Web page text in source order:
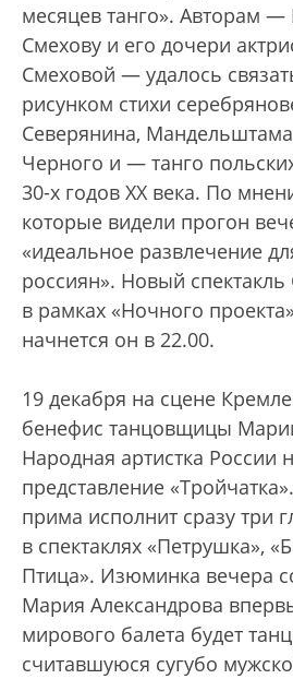
месяцев танго». Авторам
Смехову и его дочери
Смеховой — удалось
рисунком стихи
Северянина,
Черного и — танго
30-х годов XX века. По
которые видели прогон
«идеальное развлечение
россиян». Новый
в рамках «Ночного
начнется он в 22.00.
19 декабря на сцене
бенефис танцовщицы
Народная артистка России
представление
прима исполнит сразу три
в спектаклях «Петрушка»,
Птица». Изюминка вечера
Мария Александрова
мирового балета будет
считавшуюся сугубо